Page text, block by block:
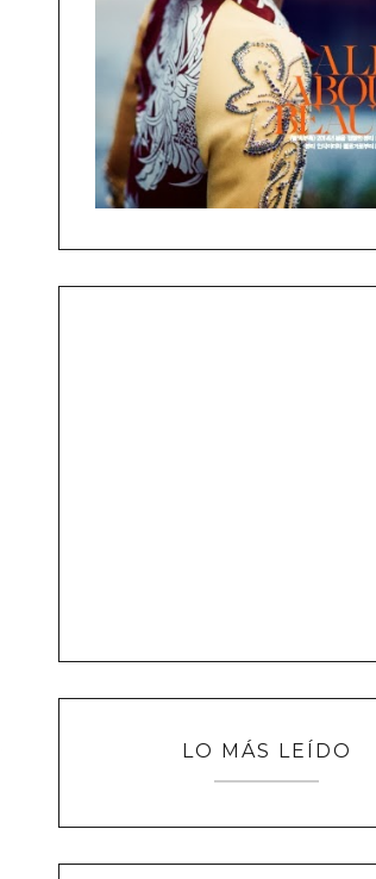
LO MÁS LEÍDO